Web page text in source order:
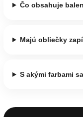
Čo obsahuje
Majú obliečky
S akými farbami